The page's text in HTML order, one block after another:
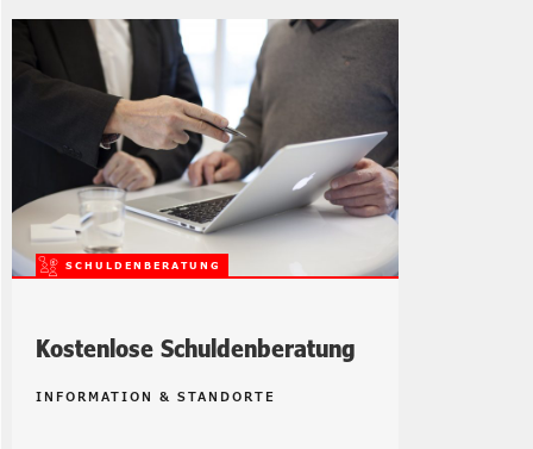
Kostenlose Schuldenberatung
INFORMATION & STANDORTE